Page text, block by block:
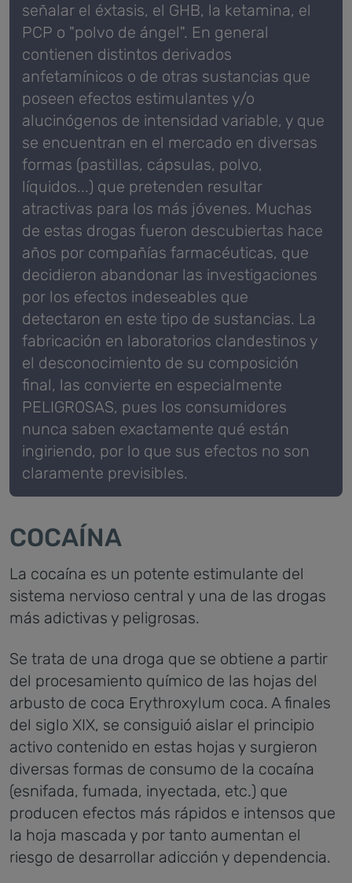
señalar el éxtasis, el GHB, la ketamina, el
PCP o "polvo de ángel". En general
contienen distintos derivados
anfetamínicos o de otras sustancias que
poseen efectos estimulantes y/o
alucinógenos de intensidad variable, y que
se encuentran en el mercado en diversas
formas (pastillas, cápsulas, polvo,
líquidos...) que pretenden resultar
atractivas para los más jóvenes. Muchas
de estas drogas fueron descubiertas hace
años por compañías farmacéuticas, que
decidieron abandonar las investigaciones
por los efectos indeseables que
detectaron en este tipo de sustancias. La
fabricación en laboratorios clandestinos y
el desconocimiento de su composición
final, las convierte en especialmente
PELIGROSAS, pues los consumidores
nunca saben exactamente qué están
ingiriendo, por lo que sus efectos no son
claramente previsibles.
COCAÍNA
La cocaína es un potente estimulante del
sistema nervioso central y una de las drogas
más adictivas y peligrosas.
Se trata de una droga que se obtiene a partir
del procesamiento químico de las hojas del
arbusto de coca Erythroxylum coca. A finales
del siglo XIX, se consiguió aislar el principio
activo contenido en estas hojas y surgieron
diversas formas de consumo de la cocaína
(esnifada, fumada, inyectada, etc.) que
producen efectos más rápidos e intensos que
la hoja mascada y por tanto aumentan el
riesgo de desarrollar adicción y dependencia.